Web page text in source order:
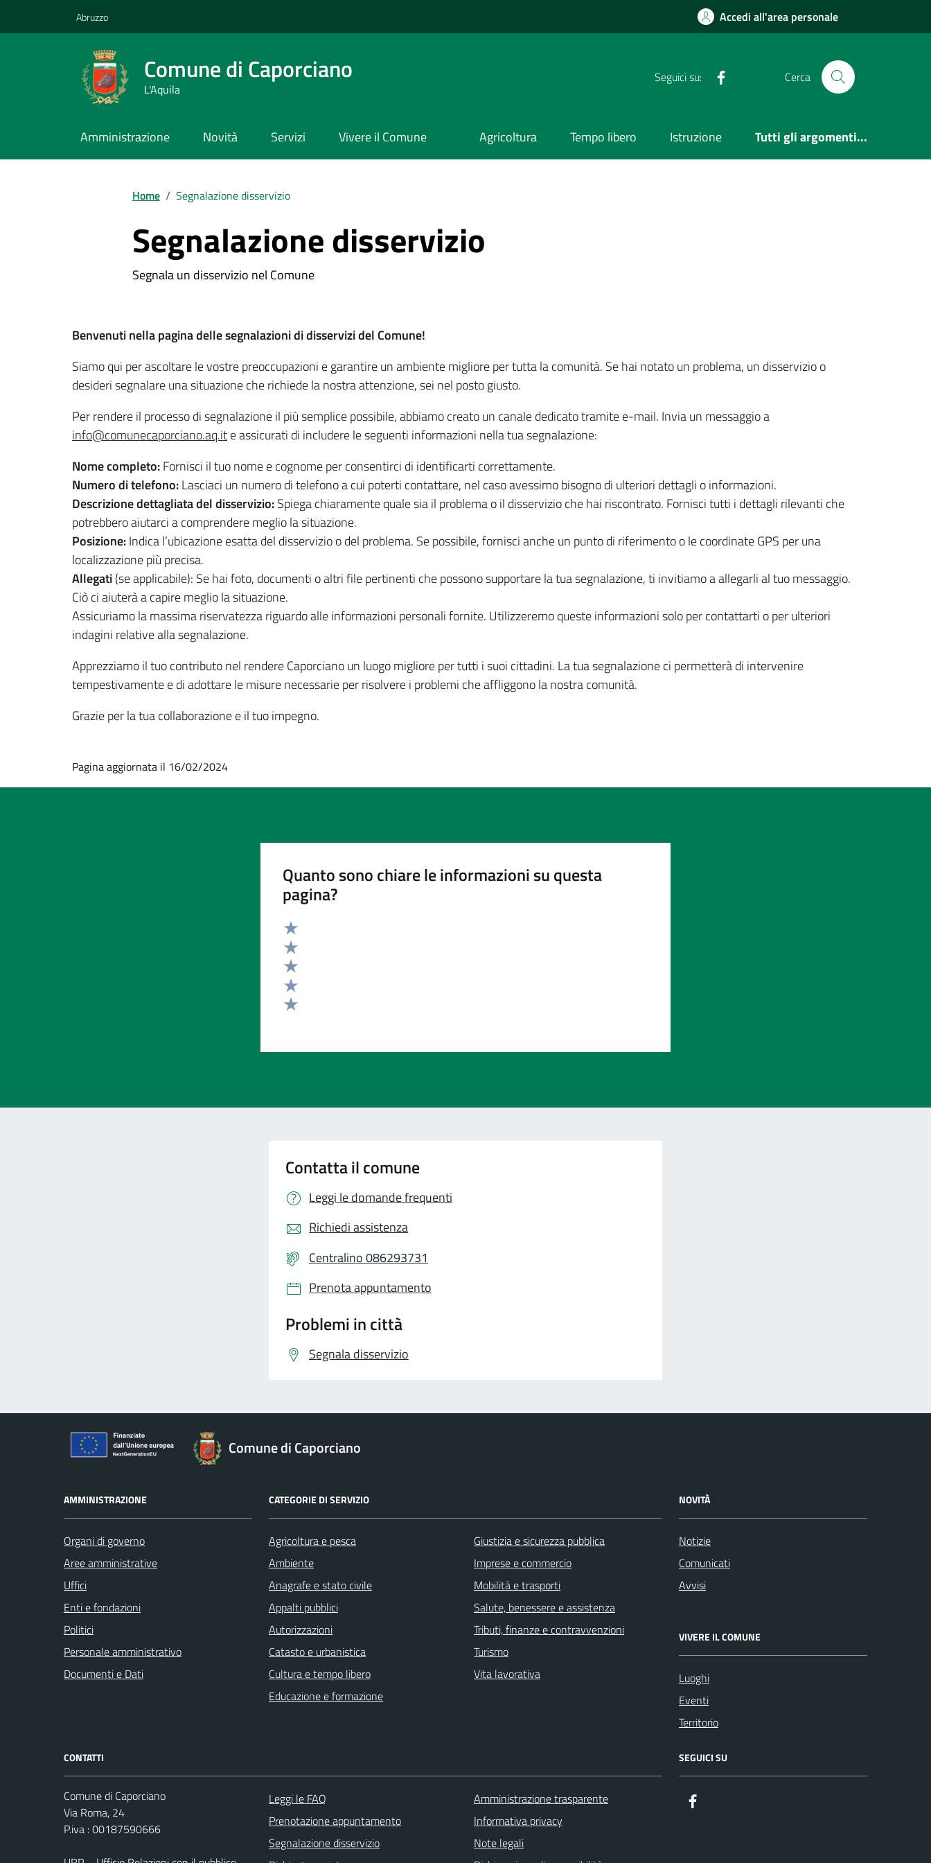
Abruzzo Accedi all'area personale
Comune di Caporciano
L'Aquila
Seguici su: Cerca
Amministrazione Novità Servizi Vivere il Comune Agricoltura Tempo libero Istruzione Tutti gli argomenti...
Home / Segnalazione disservizio
Segnalazione disservizio
Segnala un disservizio nel Comune
Benvenuti nella pagina delle segnalazioni di disservizi del Comune!
Siamo qui per ascoltare le vostre preoccupazioni e garantire un ambiente migliore per tutta la comunità. Se hai notato un problema, un disservizio o
desideri segnalare una situazione che richiede la nostra attenzione, sei nel posto giusto.
Per rendere il processo di segnalazione il più semplice possibile, abbiamo creato un canale dedicato tramite e-mail. Invia un messaggio a
info@comunecaporciano.aq.ite assicurati di includere le seguenti informazioni nella tua segnalazione:
Nome completo:Fornisci il tuo nome e cognome per consentirci di identificarti correttamente.
Numero di telefono:Lasciaci un numero di telefono a cui poterti contattare, nel caso avessimo bisogno di ulteriori dettagli o informazioni.
Descrizione dettagliata del disservizio:Spiega chiaramente quale sia il problema o il disservizio che hai riscontrato. Fornisci tutti i dettagli rilevanti che
potrebbero aiutarci a comprendere meglio la situazione.
Posizione:Indica l’ubicazione esatta del disservizio o del problema. Se possibile, fornisci anche un punto di riferimento o le coordinate GPS per una
localizzazione più precisa.
Allegati(se applicabile): Se hai foto, documenti o altri file pertinenti che possono supportare la tua segnalazione, ti invitiamo a allegarli al tuo messaggio.
Ciò ci aiuterà a capire meglio la situazione.
Assicuriamo la massima riservatezza riguardo alle informazioni personali fornite. Utilizzeremo queste informazioni solo per contattarti o per ulteriori
indagini relative alla segnalazione.
Apprezziamo il tuo contributo nel rendere Caporciano un luogo migliore per tutti i suoi cittadini. La tua segnalazione ci permetterà di intervenire
tempestivamente e di adottare le misure necessarie per risolvere i problemi che affliggono la nostra comunità.
Grazie per la tua collaborazione e il tuo impegno.
Pagina aggiornata il 16/02/2024
Quanto sono chiare le informazioni su questa
pagina?
Valuta 5 stelle su 5
Valuta 4 stelle su 5
Valuta 3 stelle su 5
Valuta 2 stelle su 5
Contatta il comune
Leggi le domande frequenti
Richiedi assistenza
Centralino 086293731
Prenota appuntamento
Problemi in città
Segnala disservizio
Comune di Caporciano
AMMINISTRAZIONE
Organi di governo
Aree amministrative
Uffici
Enti e fondazioni
Politici
Personale amministrativo
Documenti e Dati
CATEGORIE DI SERVIZIO
Agricoltura e pesca
Ambiente
Anagrafe e stato civile
Appalti pubblici
Autorizzazioni
Catasto e urbanistica
Cultura e tempo libero
Educazione e formazione
Giustizia e sicurezza pubblica
Imprese e commercio
Mobilità e trasporti
Salute, benessere e assistenza
Tributi, finanze e contravvenzioni
Turismo
Vita lavorativa
NOVITÀ
Notizie
Comunicati
Avvisi
VIVERE IL COMUNE
Luoghi
Eventi
Territorio
CONTATTI
Comune di Caporciano
Via Roma, 24
P.iva : 00187590666
Leggi le FAQ
Prenotazione appuntamento
Segnalazione disservizio
Amministrazione trasparente
Informativa privacy
Note legali
SEGUICI SU